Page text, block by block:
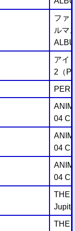
ファ
ルマ
アイ
2（
04
04
04
THE
THE